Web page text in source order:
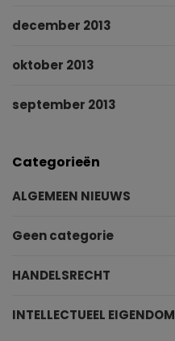
december 2013
oktober 2013
september 2013
Categorieën
ALGEMEEN NIEUWS
Geen categorie
HANDELSRECHT
INTELLECTUEEL EIGENDOM